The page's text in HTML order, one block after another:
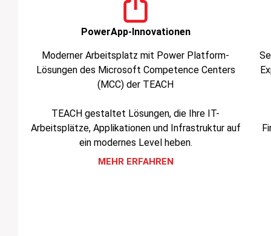
PowerApp-Innovationen
Moderner Arbeitsplatz mit Power Platform-
Lösungen des Microsoft Competence Centers
(MCC) der TEACH
TEACH gestaltet Lösungen, die Ihre IT-
Arbeitsplätze, Applikationen und Infrastruktur auf
ein modernes Level heben.
MEHR ERFAHREN